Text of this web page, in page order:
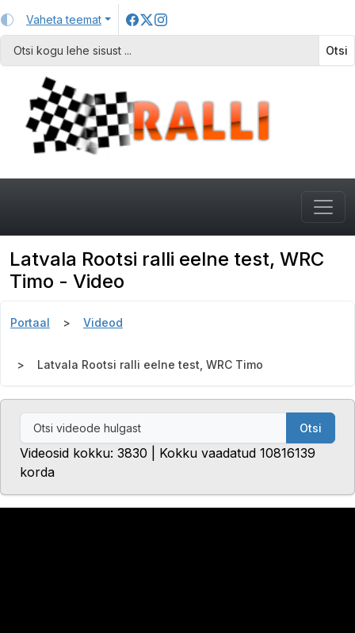
Vaheta teemat
Otsi
Latvala Rootsi ralli eelne test, WRC
Timo - Video
Portaal Videod
Latvala Rootsi ralli eelne test, WRC Timo
Otsi
Videosid kokku: 3830 | Kokku vaadatud 10816139
korda